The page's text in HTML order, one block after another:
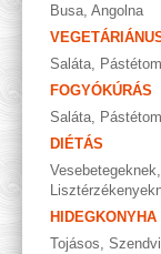
Busa, Angolna
Saláta,
FOGYÓKÚRÁS
Saláta,
DIÉTÁS
Vesebetegeknek,
HIDEGKONYHA
Tojásos,